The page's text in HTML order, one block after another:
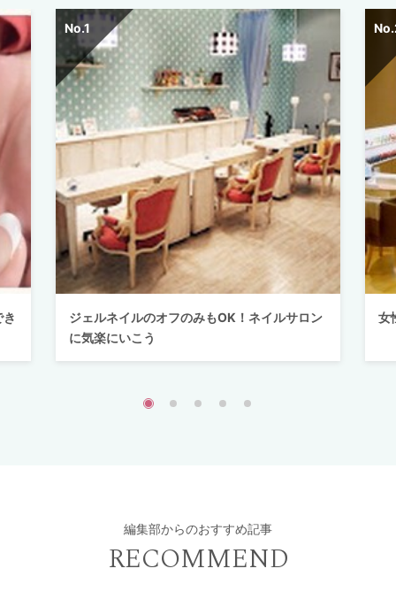
ジェルネイルのオフのみもOK！ネイルサロン
に気楽にいこう
女
編集部からのおすすめ記事
RECOMMEND